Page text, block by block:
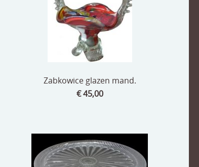
Zabkowice glazen mand.
€ 45,00